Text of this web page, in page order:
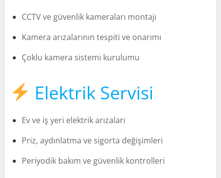
CCTV ve güvenlik kameraları montajı
Kamera arızalarının tespiti ve onarımı
Çoklu kamera sistemi kurulumu
Elektrik Servisi
Ev ve iş yeri elektrik arızaları
Priz, aydınlatma ve sigorta değişimleri
Periyodik bakım ve güvenlik kontrolleri